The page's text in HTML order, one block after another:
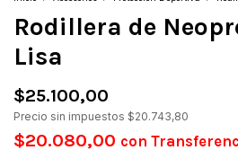
Rodillera de
Lisa
$25.100,00
Precio sin impuestos $20.743,80
$20.080,00 con